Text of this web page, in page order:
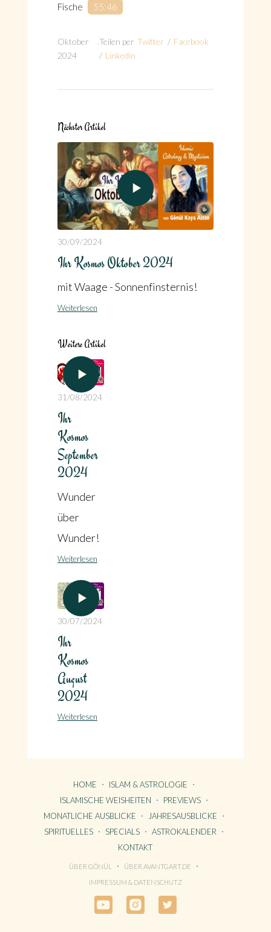
Fische
55:46
Oktober
2024
Teilen per Twitter / Facebook
/ Linkedin
Nächster Artikel
30/09/2024
Ihr Kosmos Oktober 2024
mit Waage - Sonnenfinsternis!
Weiterlesen
Weitere Artikel
31/08/2024
Ihr
Kosmos
September
2024
Wunder
über
Wunder!
Weiterlesen
30/07/2024
Ihr
Kosmos
August
2024
Weiterlesen
HOME
ISLAM & ASTROLOGIE
ISLAMISCHE WEISHEITEN
PREVIEWS
MONATLICHE AUSBLICKE
JAHRESAUSBLICKE
SPIRITUELLES
SPECIALS
ASTROKALENDER
KONTAKT
ÜBER GÖNÜL
ÜBER AVANTGART.DE
IMPRESSUM & DATENSCHUTZ